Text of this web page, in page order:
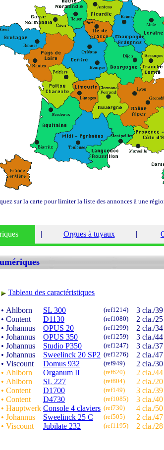
sur la carte pour limiter la liste des annonces à une
| Orgues à tuyaux |
Tableau des caractéristiques
• Ahlborn SL 300 (ref1214) 3 cla./39
• Content
D1130 (ref1080) 2 cla./25
• Johannus
OPUS 20 (ref1299) 2 cla./34
• Johannus
OPUS 350 (ref1259) 3 cla./44
• Johannus
Studio P350 (ref1247) 3 cla./37
• Johannus
Sweelinck 20 SP2 (ref1276) 2 cla./47
• Viscount
Domus 932 (ref949)
2 cla./30
• Ahlborn
Organum II (ref620)
2 cla./44
• Ahlborn
SL 227 (ref804)
2 cla./20
• Content
D1700 (ref149)
3 cla./39
• Content
D4730 (ref1085) 3 cla./40
• Hauptwerk Console 4 claviers (ref730)
4 cla./50
• Johannus
Sweelinck 25 C (ref505)
2 cla./47
• Viscount
Jubilate 232 (ref1195) 2 cla./28